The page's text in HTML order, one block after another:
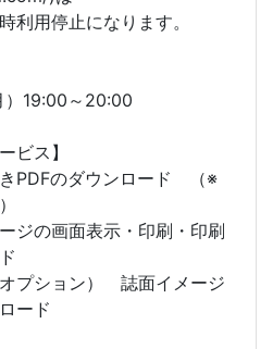
利用停止になります。
）19:00～20:00
ビス】
PDFのダウンロード （※
ジの画面表示・印刷・印刷
プション） 誌面イメージ
ード